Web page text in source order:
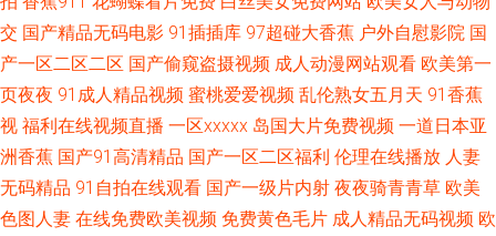
片不用下载 欧美一区色网 婷婷丁香五月导航 91白丝国产 不卡伦理AV 国产情
侣AV激情 欧美A√ 日本性爱A片 亚洲性爱小说网 91色入 操碰视频免费 豆花
观频在线观看 激情av自拍 青娱乐豆花视频 天堂一区三区 97去操操 成人A站
免费观看 另类图日韩 日韩美女电影 亚洲黄色电影网站 91福利小视频 操碰视
交 国产精品无码电影 91插插库 97超碰大香蕉 户外自慰影院 国
产一区二区二区 国产偷窥盗摄视频 成人动漫网站观看 欧美第一
页夜夜 91成人精品视频 蜜桃爱爱视频 乱伦熟女五月天 91香蕉
视 福利在线视频直播 一区xxxxx 岛国大片免费视频 一道日本亚
洲香蕉 国产91高清精品 国产一区二区福利 伦理在线播放 人妻
无码精品 91自拍在线观看 国产一级片内射 夜夜骑青青草 欧美
色图人妻 在线免费欧美视频 免费黄色毛片 成人精品无码视频 欧